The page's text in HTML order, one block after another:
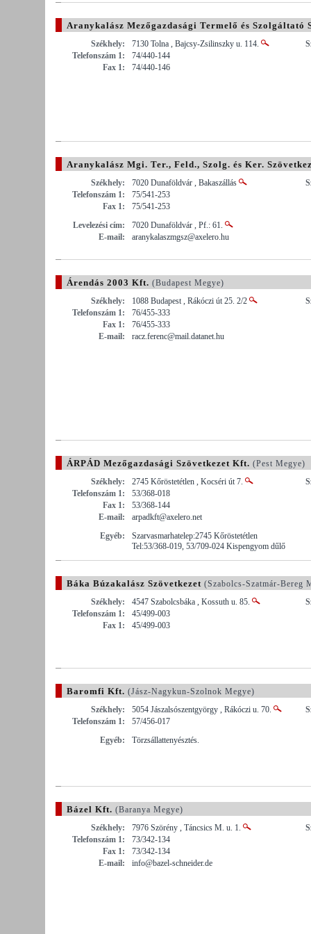
Aranykalász Mezőgazdasági Termelő és Szolgáltató
Székhely:
7130 Tolna , Bajcsy-Zsilinszky u. 114.
Telefonszám 1:
74/440-144
Fax 1:
74/440-146
Aranykalász Mgi. Ter., Feld., Szolg. és Ker.
Székhely:
7020 Dunaföldvár , Bakaszállás
Telefonszám 1:
75/541-253
Fax 1:
75/541-253
Levelezési cím:
7020 Dunaföldvár , Pf.: 61.
E-mail:
aranykalaszmgsz@axelero.hu
Árendás 2003 Kft. (Budapest Megye)
Székhely:
1088 Budapest , Rákóczi út 25. 2/2
Telefonszám 1:
76/455-333
Fax 1:
76/455-333
E-mail:
racz.ferenc@mail.datanet.hu
ÁRPÁD Mezőgazdasági Szövetkezet Kft. (Pest Megye)
Székhely:
2745 Kőröstetétlen , Kocséri út 7.
Telefonszám 1:
53/368-018
Fax 1:
53/368-144
E-mail:
arpadkft@axelero.net
Egyéb:
Szarvasmarhatelep:2745 Kőröstetétlen
Tel:53/368-019, 53/709-024 Kispengyom dűlő
Báka Búzakalász Szövetkezet (Szabolcs-Szatmár-Bereg
Székhely:
4547 Szabolcsbáka , Kossuth u. 85.
Telefonszám 1:
45/499-003
Fax 1:
45/499-003
Baromfi Kft. (Jász-Nagykun-Szolnok Megye)
Székhely:
5054 Jászalsószentgyörgy , Rákóczi u. 70.
Telefonszám 1:
57/456-017
Egyéb:
Törzsállattenyésztés.
Bázel Kft. (Baranya Megye)
Székhely:
7976 Szörény , Táncsics M. u. 1.
Telefonszám 1:
73/342-134
Fax 1:
73/342-134
E-mail:
info@bazel-schneider.de